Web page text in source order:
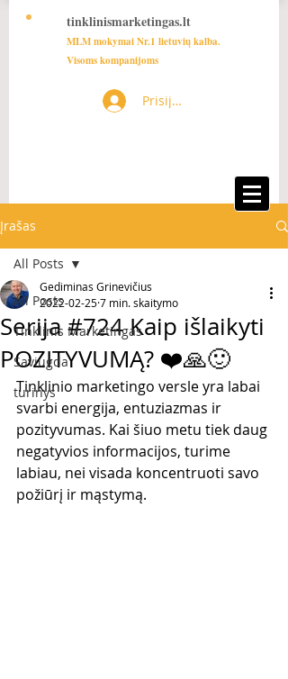
tinklinismarketingas.lt
MLM mokymai Nr.1 lietuvių kalba.
Visoms kompanijoms
Prisijungti
Įrašas
All Posts
Tinklinis Marketingas
Saviugda
turinys
All Posts
Serija #724 Kaip išlaikyti
POZITYVUMĄ? ❤️🙏🙂
Gediminas Grinevičius
2022-02-257 min. skaitymo
Tinklinio marketingo versle yra labai
svarbi energija, entuziazmas ir
pozityvumas. Kai šiuo metu tiek daug
negatyvios informacijos, turime
labiau, nei visada koncentruoti savo
požiūrį ir mąstymą.